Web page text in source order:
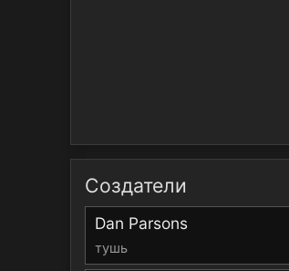
Создатели
Dan Parsons
тушь